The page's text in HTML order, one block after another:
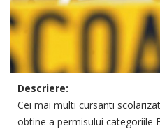
Descriere:
Cei mai multi cursanti
obtine a permisului categoriile